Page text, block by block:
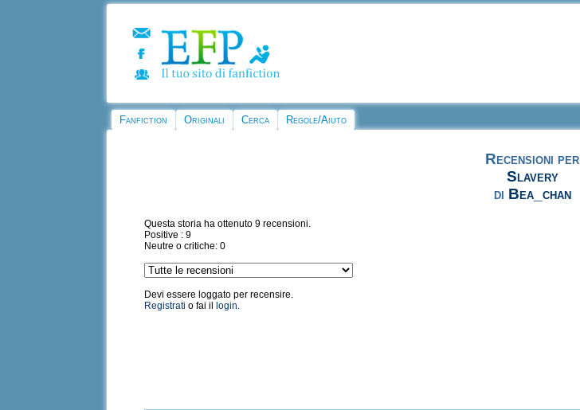
Fanfiction Originali Cerca Regole/Aiuto
Recensioni per
Slavery
di Bea_chan
Questa storia ha ottenuto 9 recensioni.
Positive : 9
Neutre o critiche: 0
Devi essere loggato per recensire.
Registrati o fai il login.